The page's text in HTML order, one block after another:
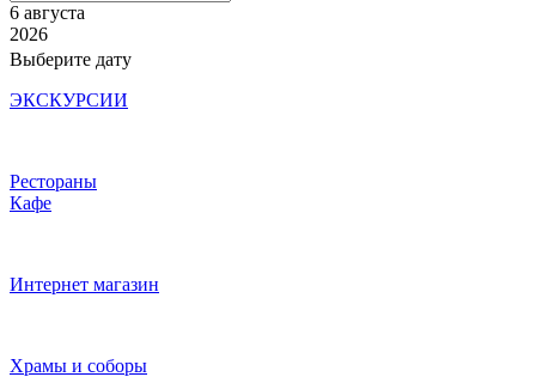
6 августа
2026
Выберите дату
ЭКСКУРСИИ
Рестораны
Кафе
Интернет магазин
Храмы и соборы